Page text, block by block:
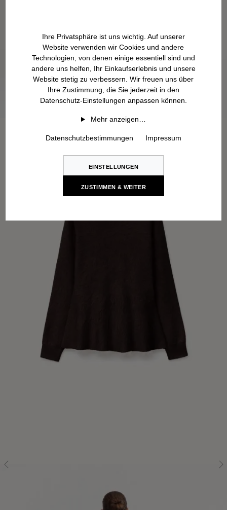
Ihre Privatsphäre ist uns wichtig. Auf unserer
Website verwenden wir Cookies und andere
Technologien, von denen einige essentiell sind und
andere uns helfen, Ihr Einkaufserlebnis und unsere
Website stetig zu verbessern. Wir freuen uns über
Ihre Zustimmung, die Sie jederzeit in den
Datenschutz-Einstellungen anpassen können.
Mehr anzeigen…
Datenschutzbestimmungen Impressum
EINSTELLUNGEN
ZUSTIMMEN & WEITER